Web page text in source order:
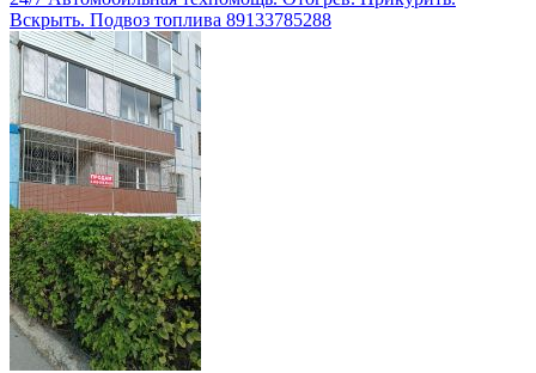
Вскрыть. Подвоз топлива 89133785288